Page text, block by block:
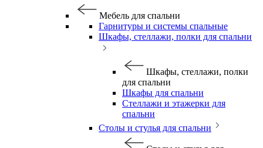
Мебель для спальни
Гарнитуры и системы спальные
Шкафы, стеллажи, полки для спальни
Шкафы, стеллажи, полки
для спальни
Шкафы для спальни
Стеллажи и этажерки для
спальни
Столы и стулья для спальни